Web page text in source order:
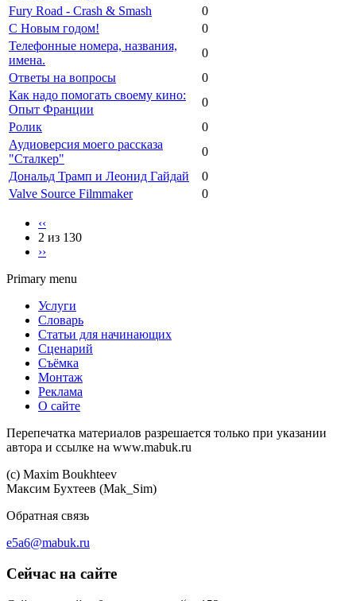
Fury Road - Crash & Smash
0
С Новым годом!
0
Телефонные номера, названия,
имена.
0
Ответы на вопросы
0
Как надо помогать своему кино:
Опыт Франции
0
Ролик
0
Аудиоверсия моего рассказа
"Сталкер"
0
Дональд Трамп и Леонид Гайдай
0
Valve Source Filmmaker
0
‹‹
2 из 130
››
Primary menu
Услуги
Словарь
Статьи для начинающих
Сценарий
Съёмка
Монтаж
Реклама
О сайте
Перепечатка материалов разрешается только при указании
автора и ссылке на www.mabuk.ru
(c) Maхim Boukhteev
Максим Бухтеев (Mak_Sim)
Обратная связь
e5a6@mabuk.ru
Сейчас на сайте